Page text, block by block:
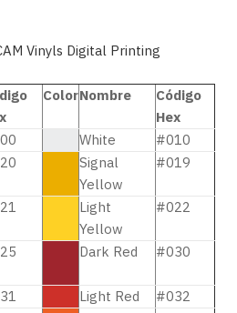
Vinyls Digital Printing
ColorNombre
Código
Hex
White
#010
Signal
Yellow
#019
Light
Yellow
#022
Dark Red #030
Light Red
#032